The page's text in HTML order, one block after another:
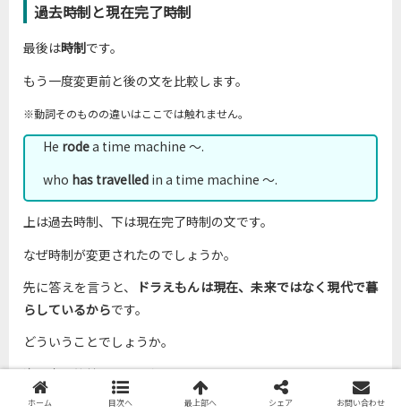
過去時制と現在完了時制
最後は時制です。
もう一度変更前と後の文を比較します。
※動詞そのものの違いはここでは触れません。
He rodea time machine ～.
who has travelledin a time machine ～.
上は過去時制、下は現在完了時制の文です。
なぜ時制が変更されたのでしょうか。
先に答えを言うと、
ドラえもんは現在、未来ではなく現代で暮
らしているからです。
どういうことでしょうか。
次の文を比較しましょう。
Did you find your smartphone?
ホーム 目次へ 最上部へ シェア お問い合わせ